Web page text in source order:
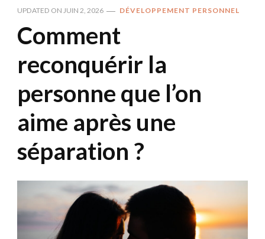
UPDATED ON JUIN 2, 2026 DÉVELOPPEMENT PERSONNEL
Comment
reconquérir la
personne que l’on
aime après une
séparation ?